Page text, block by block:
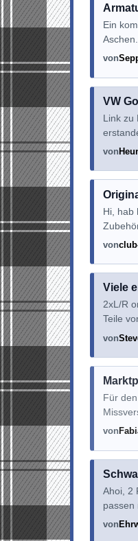
Ein
Aschen...
von
VW
Link zu
von
Hi, hab
von
Viele
2xL/R
Teile
von
Für
von
Ahoi, 2
passen
von